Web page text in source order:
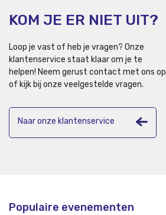
KOM JE ER NIET UIT?
Loop je vast of heb je vragen? Onze
klantenservice staat klaar om je te
helpen! Neem gerust contact met ons op
of kijk bij onze veelgestelde vragen.
Naar onze klantenservice
Populaire evenementen